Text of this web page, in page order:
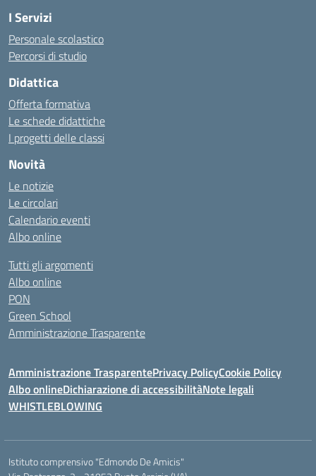
I Servizi
Personale scolastico
Percorsi di studio
Didattica
Offerta formativa
Le schede didattiche
I progetti delle classi
Novità
Le notizie
Le circolari
Calendario eventi
Albo online
Tutti gli argomenti
Albo online
PON
Green School
Amministrazione Trasparente
Amministrazione TrasparentePrivacy PolicyCookie Policy
Albo onlineDichiarazione di accessibilitàNote legali
WHISTLEBLOWING
Istituto comprensivo "Edmondo De Amicis"